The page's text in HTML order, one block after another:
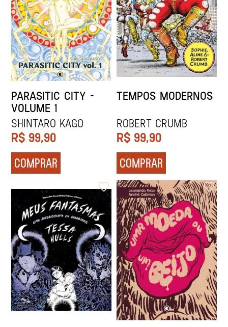
PARASITIC CITY –
VOLUME 1
Shintaro Kago
R$ 99,90
COMPRAR
TEMPOS MODERNOS
Robert Crumb
R$ 99,90
COMPRAR